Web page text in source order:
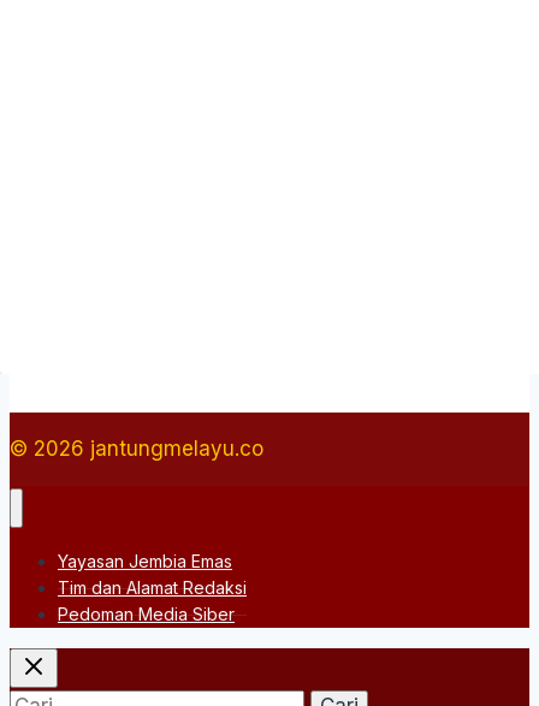
© 2026 jantungmelayu.co
Yayasan Jembia Emas
Tim dan Alamat Redaksi
Pedoman Media Siber